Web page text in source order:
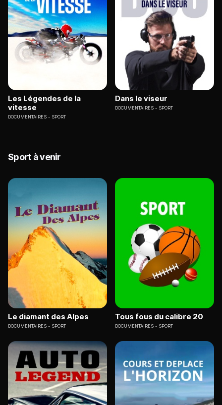
Les Légendes de la
vitesse
DOCUMENTAIRES SPORT
Dans le viseur
DOCUMENTAIRES SPORT
Sport à venir
Le diamant des Alpes
DOCUMENTAIRES SPORT
Tous fous du calibre 20
DOCUMENTAIRES SPORT